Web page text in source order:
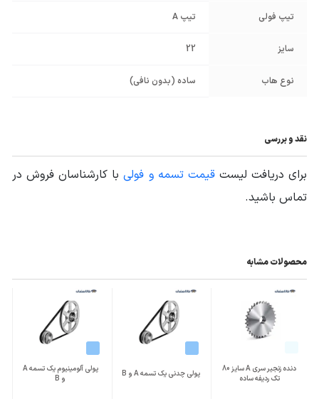
تیپ فولی تیپ A
سایز 22
نوع هاب ساده (بدون نافی)
نقد و بررسی
برای دریافت لیستقیمت تسمه و فولیبا کارشناسان فروش در
تماس باشید.
محصولات مشابه
دنده زنجیر سری A سایز 80
تک ردیفه ساده
پولی چدنی یک تسمه A و B
پولی آلومینیوم یک تسمه A
و B